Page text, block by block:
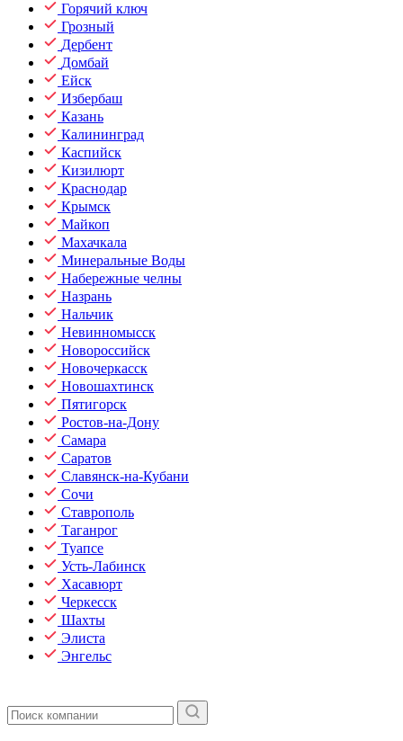
Горячий ключ
Грозный
Дербент
Домбай
Ейск
Избербаш
Казань
Калининград
Каспийск
Кизилюрт
Краснодар
Крымск
Майкоп
Махачкала
Минеральные Воды
Набережные челны
Назрань
Нальчик
Невинномысск
Новороссийск
Новочеркасск
Новошахтинск
Пятигорск
Ростов-на-Дону
Самара
Саратов
Славянск-на-Кубани
Сочи
Ставрополь
Таганрог
Туапсе
Усть-Лабинск
Хасавюрт
Черкесск
Шахты
Элиста
Энгельс